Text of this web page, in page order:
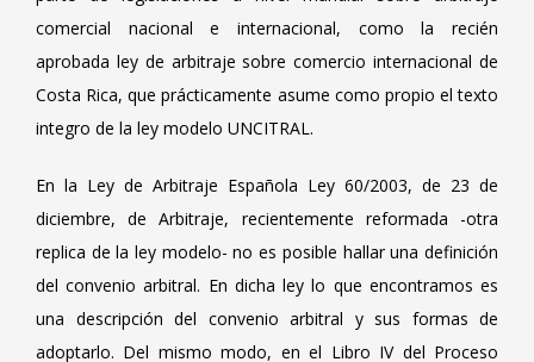
comercial nacional e internacional, como la recién
aprobada ley de arbitraje sobre comercio internacional de
Costa Rica, que prácticamente asume como propio el texto
integro de la ley modelo UNCITRAL.
En la Ley de Arbitraje Española Ley 60/2003, de 23 de
diciembre, de Arbitraje, recientemente reformada -otra
replica de la ley modelo- no es posible hallar una definición
del convenio arbitral. En dicha ley lo que encontramos es
una descripción del convenio arbitral y sus formas de
adoptarlo. Del mismo modo, en el Libro IV del Proceso